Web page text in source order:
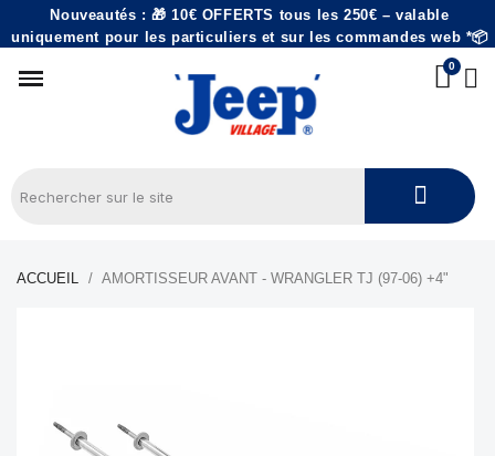
Nouveautés : 🎁 10€ OFFERTS tous les 250€ – valable
uniquement pour les particuliers et sur les commandes web *📦
ACCUEIL AMORTISSEUR AVANT - WRANGLER TJ (97-06) +4"